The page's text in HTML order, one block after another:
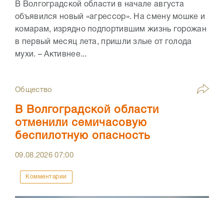
В Волгоградской области в начале августа
объявился новый «агрессор». На смену мошке и
комарам, изрядно подпортившим жизнь горожан
в первый месяц лета, пришли злые от голода
мухи. – Активнее...
Общество
В Волгоградской области
отменили семичасовую
беспилотную опасность
09.08.202607:00
Комментарии